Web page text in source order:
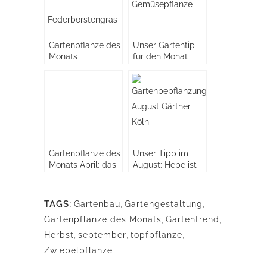
Gartenpflanze des
Monats
Unser Gartentip
für den Monat
Gemüsepflanzen
Gartenpflanze des
Monats April: das
Unser Tipp im
August: Hebe ist
Spätsommer
TAGS: Gartenbau Gartengestaltung
Gartenpflanze des Monats Gartentrend
Herbst september topfpflanze
Zwiebelpflanze